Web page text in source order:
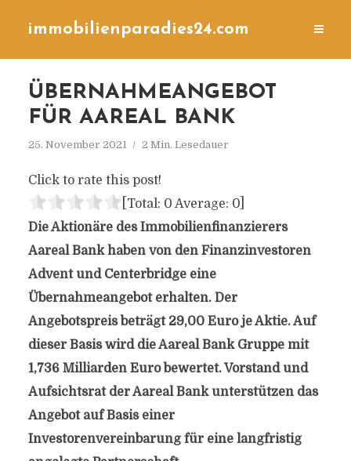
immobilienparadies24.com
ÜBERNAHMEANGEBOT
FÜR AAREAL BANK
25. November 2021 2 Min. Lesedauer
Click to rate this post!
[Total: 0 Average: 0]
Die Aktionäre des Immobilienfinanzierers
Aareal Bank haben von den Finanzinvestoren
Advent und Centerbridge eine
Übernahmeangebot erhalten. Der
Angebotspreis beträgt 29,00 Euro je Aktie. Auf
dieser Basis wird die Aareal Bank Gruppe mit
1,736 Milliarden Euro bewertet.Vorstand und
Aufsichtsrat der Aareal Bank unterstützen das
Angebot auf Basis einer
Investorenvereinbarung für eine langfristig